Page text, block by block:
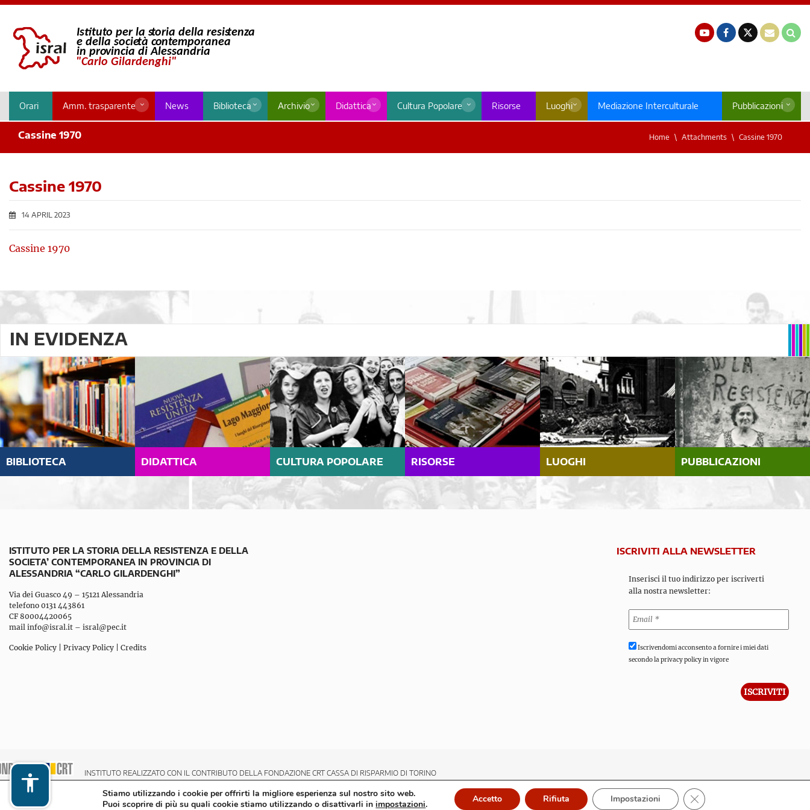
Orari Amm. trasparente News Biblioteca Archivio Didattica Cultura Popolare Risorse Luoghi Mediazione Interculturale Pubblicazioni
Cassine 1970 Home Attachments Cassine 1970
Cassine 1970
14 APRIL 2023
Cassine 1970
IN EVIDENZA
BIBLIOTECA DIDATTICA CULTURA POPOLARE RISORSE LUOGHI PUBBLICAZIONI
ISTITUTO PER LA STORIA DELLA RESISTENZA E DELLA
SOCIETA’ CONTEMPORANEA IN PROVINCIA DI
ALESSANDRIA “CARLO GILARDENGHI”
Via dei Guasco 49 – 15121 Alessandria
telefono 0131 443861
CF 80004420065
mail info@isral.it – isral@pec.it
Cookie Policy Privacy Policy Credits
ISCRIVITI ALLA NEWSLETTER
Inserisci il tuo indirizzo per iscriverti
alla nostra newsletter:
Iscrivendomi acconsento a fornire i miei dati
secondo la privacy policy in vigore
INSTITUTO REALIZZATO CON IL CONTRIBUTO DELLA FONDAZIONE CRT CASSA DI RISPARMIO DI TORINO
Stiamo utilizzando i cookie per offrirti la migliore esperienza sul nostro sito web.
Puoi scoprire di più su quali cookie stiamo utilizzando o disattivarli inimpostazioni. Accetto Rifiuta Impostazioni Close GDPR Cookie Banner